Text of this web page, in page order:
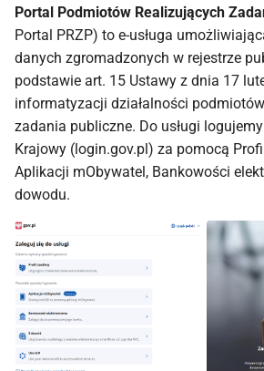
s
a
ć
a
s
z
u
REFERENCJI
6. RASTRY
7. PIECZĄTKI
6. RASTRY
Portal Podmiotów Realizujących
Portal PRZP) to e-usługa
danych zgromadzonych w rejestrze
podstawie art. 15 Ustawy z dnia 17
informatyzacji działalności
zadania publiczne. Do usługi logujemy
Krajowy (login.gov.pl) za pomocą
Aplikacji mObywatel, Bankowości
dowodu.